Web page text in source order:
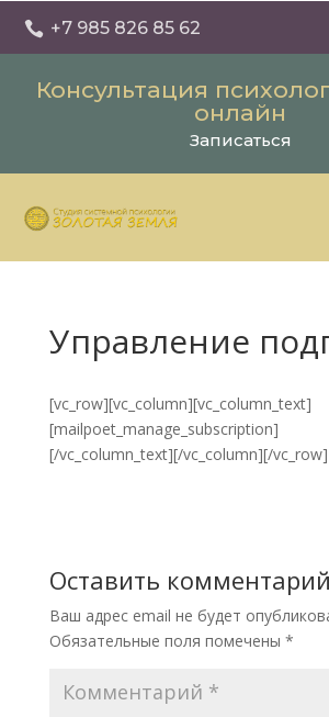
 +7 985 826 85 62
Консультация
онлайн
Записаться
Управление
[vc_row][vc_column][vc_column_text]
[mailpoet_manage_subscription]
[/vc_column_text][/vc_column][/vc_row]
Оставить комментарий
Ваш адрес email не будет
Обязательные поля помечены *